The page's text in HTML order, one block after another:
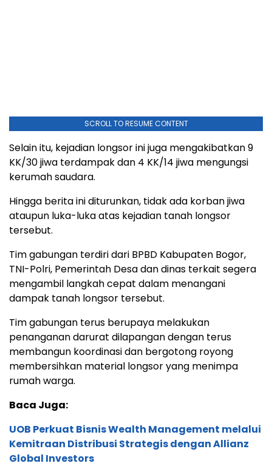
SCROLL TO RESUME CONTENT
Selain itu, kejadian longsor ini juga mengakibatkan 9
KK/30 jiwa terdampak dan 4 KK/14 jiwa mengungsi
kerumah saudara.
Hingga berita ini diturunkan, tidak ada korban jiwa
ataupun luka-luka atas kejadian tanah longsor
tersebut.
Tim gabungan terdiri dari BPBD Kabupaten Bogor,
TNI-Polri, Pemerintah Desa dan dinas terkait segera
mengambil langkah cepat dalam menangani
dampak tanah longsor tersebut.
Tim gabungan terus berupaya melakukan
penanganan darurat dilapangan dengan terus
membangun koordinasi dan bergotong royong
membersihkan material longsor yang menimpa
rumah warga.
Baca Juga:
UOB Perkuat Bisnis Wealth Management melalui
Kemitraan Distribusi Strategis dengan Allianz
Global Investors